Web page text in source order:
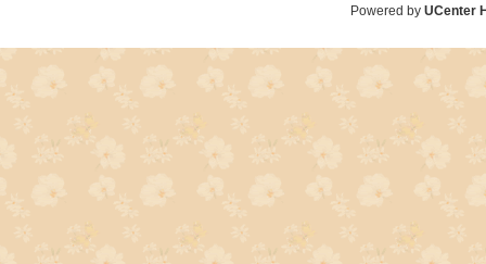
Powered byUCenter